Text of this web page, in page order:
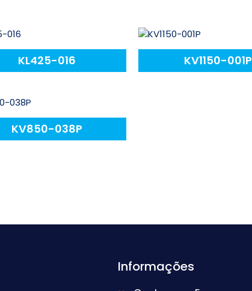
KL425-016 KV1150-001P
KV850-038P
Informações